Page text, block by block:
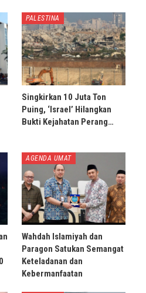
PALESTINA
Singkirkan 10 Juta Ton
Puing, ‘Israel’ Hilangkan
Bukti Kejahatan Perang…
AGENDA UMAT
Wahdah Islamiyah dan
Paragon Satukan Semangat
Keteladanan dan
Kebermanfaatan